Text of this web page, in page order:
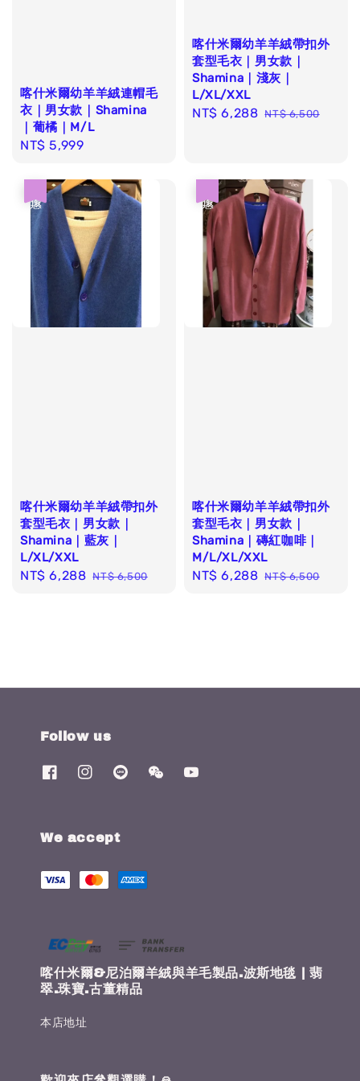
喀什米爾幼羊羊絨連帽毛
衣｜男女款｜Shamina
｜葡橘｜M/L
Regular
NT$ 5,999
喀什米爾幼羊羊絨帶扣外
套型毛衣｜男女款｜
Shamina｜淺灰｜
L/XL/XXL
Sale
NT$ 6,288 Regular
NT$ 6,500
喀什米爾幼羊羊絨帶扣外
套型毛衣｜男女款｜
Shamina｜藍灰｜
L/XL/XXL
Sale
NT$ 6,288 Regular
NT$ 6,500
喀什米爾幼羊羊絨帶扣外
套型毛衣｜男女款｜
Shamina｜磚紅咖啡｜
M/L/XL/XXL
Sale
NT$ 6,288 Regular
NT$ 6,500
Follow us
We accept
喀什米爾&尼泊爾羊絨與羊毛製品.波斯地毯 | 翡
翠.珠寶.古董精品
本店地址